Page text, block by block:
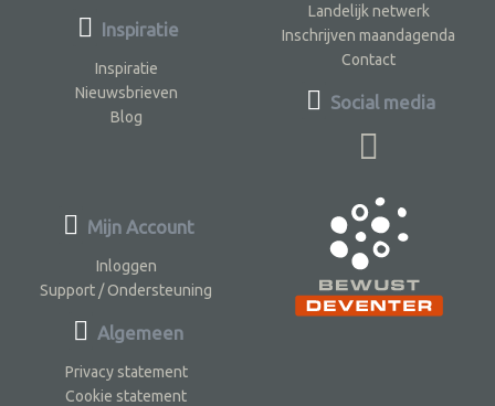
Inspiratie
Inspiratie
Nieuwsbrieven
Blog
Landelijk netwerk
Inschrijven maandagenda
Contact
Social media
Mijn Account
Inloggen
Support / Ondersteuning
Algemeen
Privacy statement
Cookie statement